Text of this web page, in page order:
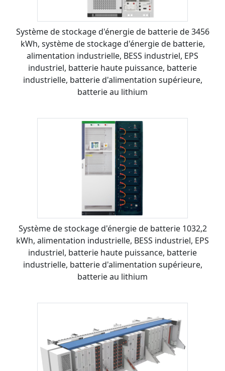
Système de stockage d'énergie de batterie de 3456
kWh, système de stockage d'énergie de batterie,
alimentation industrielle, BESS industriel, EPS
industriel, batterie haute puissance, batterie
industrielle, batterie d'alimentation supérieure,
batterie au lithium
Système de stockage d'énergie de batterie 1032,2
kWh, alimentation industrielle, BESS industriel, EPS
industriel, batterie haute puissance, batterie
industrielle, batterie d'alimentation supérieure,
batterie au lithium